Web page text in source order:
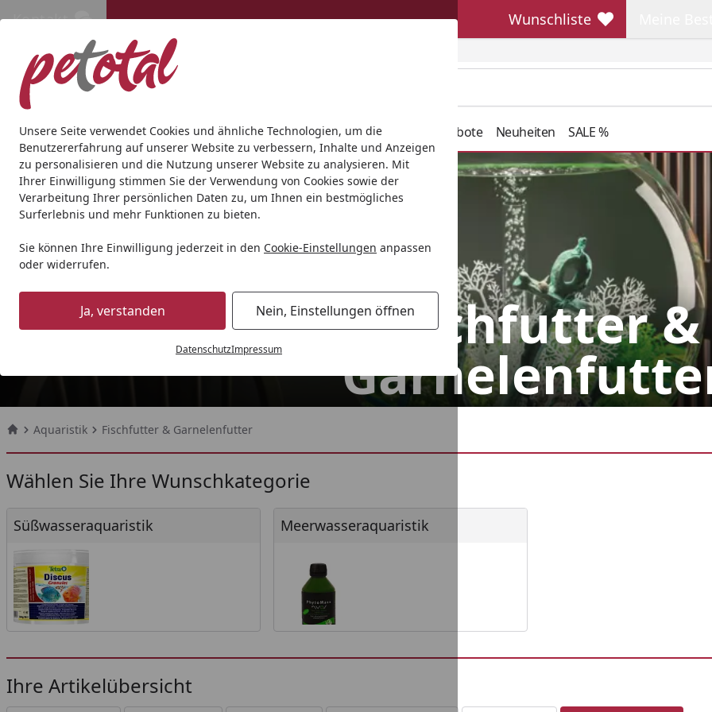
Unsere Seite verwendet Cookies und ähnliche Technologien, um die
Benutzererfahrung auf unserer Website zu verbessern, Inhalte und Anzeigen
zu personalisieren und die Nutzung unserer Website zu analysieren. Mit
Ihrer Einwilligung stimmen Sie der Verwendung von Cookies sowie der
Verarbeitung Ihrer persönlichen Daten zu, um Ihnen ein bestmögliches
Surferlebnis und mehr Funktionen zu bieten.
Sie können Ihre Einwilligung jederzeit in den Cookie-Einstellungen anpassen
oder widerrufen.
Ja, verstanden Nein, Einstellungen öffnen
DatenschutzImpressum
Kontakt Wunschliste
Wunschliste
Hund Katze Aquaristik Teich Andere Tierarten Geschenkideen Angebote Neuheiten SALE %
Fischfutter &
Aquaristik Fischfutter & Garnelenfutter
Wählen Sie Ihre Wunschkategorie
Süßwasseraquaristik
Süßwasseraquaristik Meerwasseraquaristik
Meerwasseraquaristik
Ihre Artikelübersicht